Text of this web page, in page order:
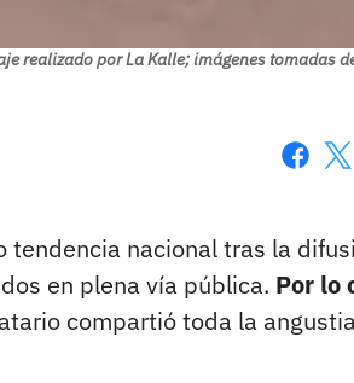
realizado por La Kalle; imágenes tomadas
tendencia nacional tras la
en plena vía pública. Por lo
compartió toda la